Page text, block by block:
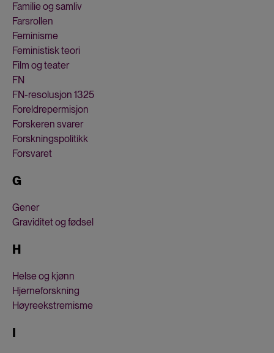
Familie og samliv
Farsrollen
Feminisme
Feministisk teori
Film og teater
FN
FN-resolusjon 1325
Foreldrepermisjon
Forskeren svarer
Forskningspolitikk
Forsvaret
G
Gener
Graviditet og fødsel
H
Helse og kjønn
Hjerneforskning
Høyreekstremisme